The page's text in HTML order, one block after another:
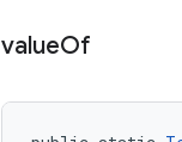
valueOf